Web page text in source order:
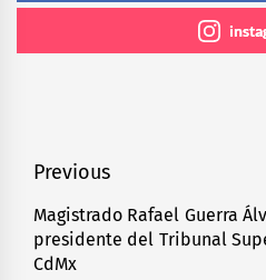
Navegación
de
entradas
Previous
Previous
post:
Magistrado Rafael Guerra
presidente del Tribunal
CdMx